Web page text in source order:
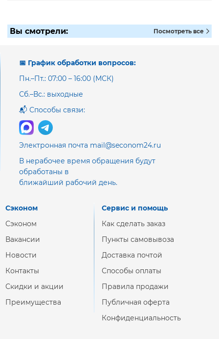
Вы смотрели: Посмотреть все
📅 График обработки вопросов:
Пн.–Пт.: 07:00 – 16:00 (МСК)
Сб.–Вс.: выходные
📬 Способы связи:
Электронная почта mail@seconom24.ru
В нерабочее время обращения будут
обработаны в
ближайший рабочий день.
Сэконом
Сэконом
Вакансии
Новости
Контакты
Скидки и акции
Преимущества
Сервис и помощь
Как сделать заказ
Пункты самовывоза
Доставка почтой
Способы оплаты
Правила продажи
Публичная оферта
Конфиденциальность